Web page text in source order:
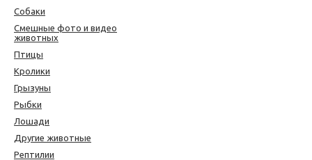
Собаки
Смешные фото и видео
животных
Птицы
Кролики
Грызуны
Рыбки
Лошади
Другие животные
Рептилии